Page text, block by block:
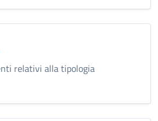
relativi alla tipologia